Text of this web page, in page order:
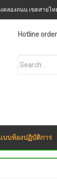
ลองถนน เขตสายไห
Hotline
บบห้องปฏิบัติการ